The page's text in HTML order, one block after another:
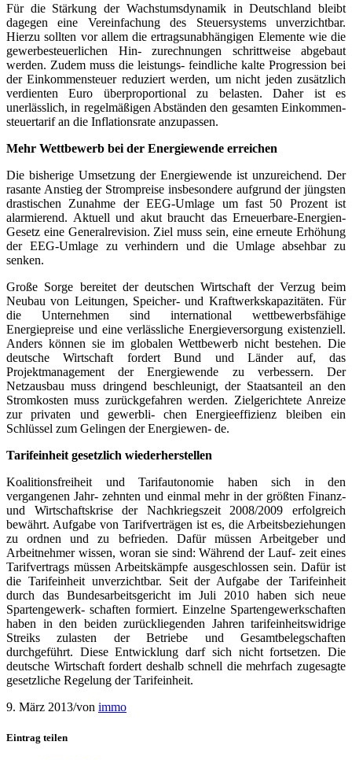
Für die Stärkung der Wachstumsdynamik in Deutschland bleibt
dagegen eine Vereinfachung des Steuersystems unverzichtbar.
Hierzu sollten vor allem die ertragsunabhängigen Elemente wie die
gewerbesteuerlichen Hin- zurechnungen schrittweise abgebaut
werden. Zudem muss die leistungs- feindliche kalte Progression bei
der Einkommensteuer reduziert werden, um nicht jeden zusätzlich
verdienten Euro überproportional zu belasten. Daher ist es
unerlässlich, in regelmäßigen Abständen den gesamten Einkommen-
steuertarif an die Inflationsrate anzupassen.
Mehr Wettbewerb bei der Energiewende erreichen
Die bisherige Umsetzung der Energiewende ist unzureichend. Der
rasante Anstieg der Strompreise insbesondere aufgrund der jüngsten
drastischen Zunahme der EEG-Umlage um fast 50 Prozent ist
alarmierend. Aktuell und akut braucht das Erneuerbare-Energien-
Gesetz eine Generalrevision. Ziel muss sein, eine erneute Erhöhung
der EEG-Umlage zu verhindern und die Umlage absehbar zu
senken.
Große Sorge bereitet der deutschen Wirtschaft der Verzug beim
Neubau von Leitungen, Speicher- und Kraftwerkskapazitäten. Für
die Unternehmen sind international wettbewerbsfähige
Energiepreise und eine verlässliche Energieversorgung existenziell.
Anders können sie im globalen Wettbewerb nicht bestehen. Die
deutsche Wirtschaft fordert Bund und Länder auf, das
Projektmanagement der Energiewende zu verbessern. Der
Netzausbau muss dringend beschleunigt, der Staatsanteil an den
Stromkosten muss zurückgefahren werden. Zielgerichtete Anreize
zur privaten und gewerbli- chen Energieeffizienz bleiben ein
Schlüssel zum Gelingen der Energiewen- de.
Tarifeinheit gesetzlich wiederherstellen
Koalitionsfreiheit und Tarifautonomie haben sich in den
vergangenen Jahr- zehnten und einmal mehr in der größten Finanz-
und Wirtschaftskrise der Nachkriegszeit 2008/2009 erfolgreich
bewährt. Aufgabe von Tarifverträgen ist es, die Arbeitsbeziehungen
zu ordnen und zu befrieden. Dafür müssen Arbeitgeber und
Arbeitnehmer wissen, woran sie sind: Während der Lauf- zeit eines
Tarifvertrags müssen Arbeitskämpfe ausgeschlossen sein. Dafür ist
die Tarifeinheit unverzichtbar. Seit der Aufgabe der Tarifeinheit
durch das Bundesarbeitsgericht im Juli 2010 haben sich neue
Spartengewerk- schaften formiert. Einzelne Spartengewerkschaften
haben in den beiden zurückliegenden Jahren tarifeinheitswidrige
Streiks zulasten der Betriebe und Gesamtbelegschaften
durchgeführt. Diese Entwicklung darf sich nicht fortsetzen. Die
deutsche Wirtschaft fordert deshalb schnell die mehrfach zugesagte
gesetzliche Regelung der Tarifeinheit.
9. März 2013/von immo
Eintrag teilen